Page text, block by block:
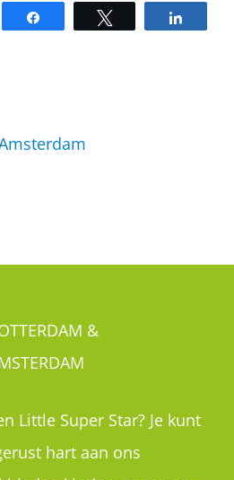
&
Little Super Star? Je kunt
hart aan ons